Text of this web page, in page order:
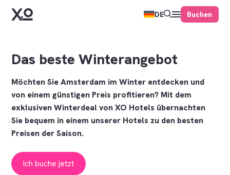
DE Buchen
Das beste Winterangebot
Möchten Sie Amsterdam im Winter entdecken und
von einem günstigen Preis profitieren? Mit dem
exklusiven Winterdeal von XO Hotels übernachten
Sie bequem in einem unserer Hotels zu den besten
Preisen der Saison.
Ich buche jetzt